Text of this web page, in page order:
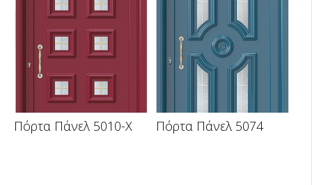
Πόρτα Πάνελ 5010-X Πόρτα Πάνελ 5074